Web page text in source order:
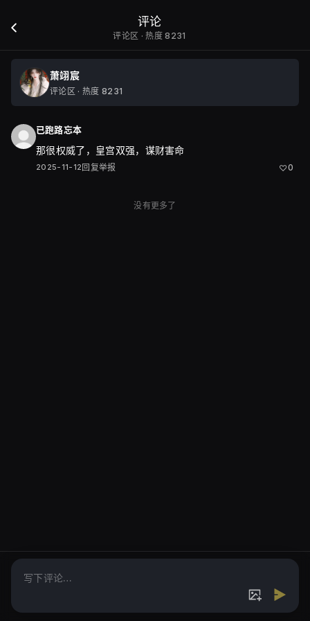
评论
评论区 · 热度 8231
萧翊宸
评论区 · 热度 8231
已跑路忘本
那很权威了，皇宫双强，谋财害命
2025-11-12 回复举报 ♡0
没有更多了